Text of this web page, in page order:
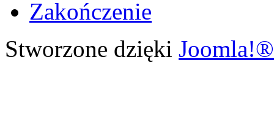
Zakończenie
Stworzone dzięki Joomla!®